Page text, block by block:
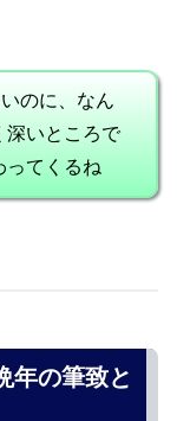
のに、なん
深いところで
ってくるね
年の筆致と